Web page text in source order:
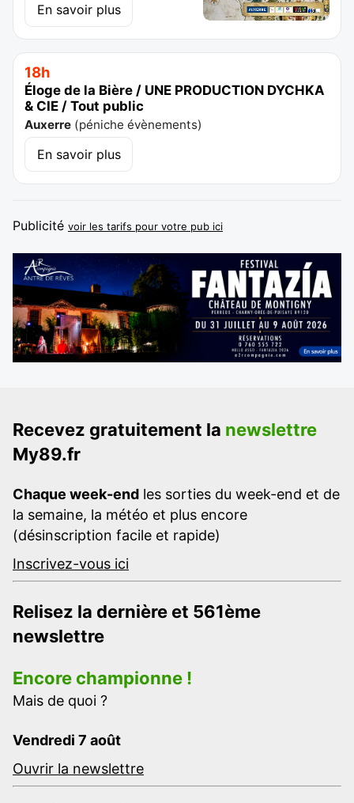
En savoir plus
18h
Éloge de la Bière / UNE PRODUCTION DYCHKA
& CIE / Tout public
Auxerre (péniche évènements)
En savoir plus
Publicité voir les tarifs pour votre pub ici
Recevez gratuitement la newslettre
My89.fr
Chaque week-end les sorties du week-end et de
la semaine, la météo et plus encore
(désinscription facile et rapide)
Inscrivez-vous ici
Relisez la dernière et 561ème
newslettre
Encore championne !
Mais de quoi ?
Vendredi 7 août
Ouvrir la newslettre